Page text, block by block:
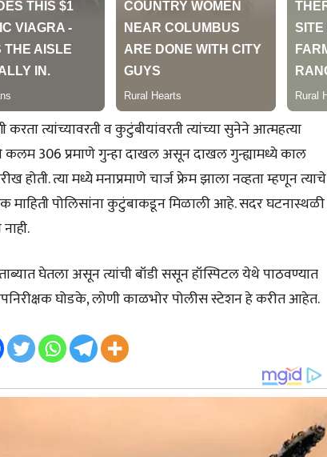
त्यांच्यावरती व कुटुंबीयांवरती त्यांच्या सुनेने आत्महत्या
306 प्रमाणे गुन्हा दाखल असून दाखल गुन्ह्यामध्ये काल
होती. त्या मध्ये मनाप्रमाणे चार्ज फ्रेम झाला नव्हता म्हणून त्याचे
माहिती पोलिसांना कुटुंबाकडून मिळाली आहे. सदर घटनास्थळी
घेतला असून त्यांची बॉडी ससून हॉस्पिटल येथे पाठवण्यात
घोडके, लोणी काळभोर पोलीस स्टेशन हे करीत आहेत.